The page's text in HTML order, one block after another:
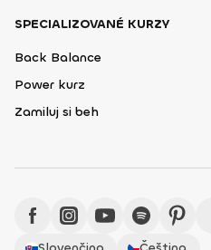
SPECIALIZOVANÉ KURZY
Back Balance
Power kurz
Zamiluj si beh